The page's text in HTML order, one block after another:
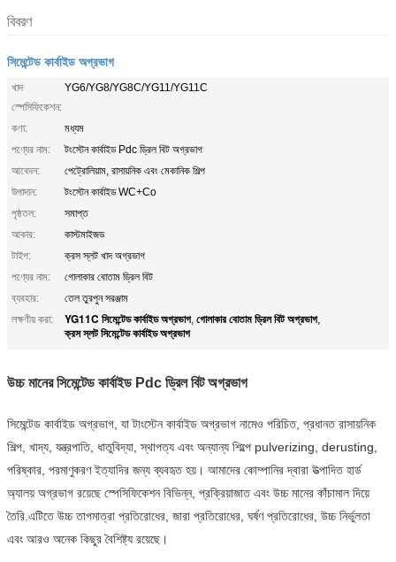
বিবরণ
সিমেন্টেড কার্বাইড অগ্রভাগ
খাদ
স্পেসিফিকেশন:
YG6/YG8/YG8C/YG11/YG11C
কণা:
মধ্যম
পণ্যের নাম:
টংস্টেন কার্বাইড Pdc ড্রিল বিট অগ্রভাগ
আবেদন:
পেট্রোলিয়াম, রাসায়নিক এবং মেকানিক শিল্প
উপাদান:
টংস্টেন কার্বাইড WC+Co
পৃষ্ঠতল:
সমাপ্ত
আকার:
কাস্টমাইজড
টাইপ:
ক্রস স্লট খাদ অগ্রভাগ
পণ্যের নাম:
গোলাকার বোতাম ড্রিল বিট
ব্যবহার:
তেল তুরপুন সরঞ্জাম
লক্ষণীয় করা:
YG11C সিমেন্টেড কার্বাইড অগ্রভাগ, গোলাকার বোতাম ড্রিল বিট অগ্রভাগ,
ক্রস স্লট সিমেন্টেড কার্বাইড অগ্রভাগ
উচ্চ মানের সিমেন্টেড কার্বাইড Pdc ড্রিল বিট অগ্রভাগ
সিমেন্টেড কার্বাইড অগ্রভাগ, যা টাংস্টেন কার্বাইড অগ্রভাগ নামেও পরিচিত, প্রধানত রাসায়নিক
শিল্প, খাদ্য, যন্ত্রপাতি, ধাতুবিদ্যা, স্থাপত্য এবং অন্যান্য শিল্পে pulverizing, derusting,
পরিষ্কার, পরমাণুকরণ ইত্যাদির জন্য ব্যবহৃত হয়। আমাদের কোম্পানির দ্বারা উত্পাদিত হার্ড
অ্যালয় অগ্রভাগ রয়েছে স্পেসিফিকেশন বিভিন্ন, প্রক্রিয়াজাত এবং উচ্চ মানের কাঁচামাল দিয়ে
তৈরি.এটিতে উচ্চ তাপমাত্রা প্রতিরোধের, জারা প্রতিরোধের, ঘর্ষণ প্রতিরোধের, উচ্চ নির্ভুলতা
এবং আরও অনেক কিছুর বৈশিষ্ট্য রয়েছে।